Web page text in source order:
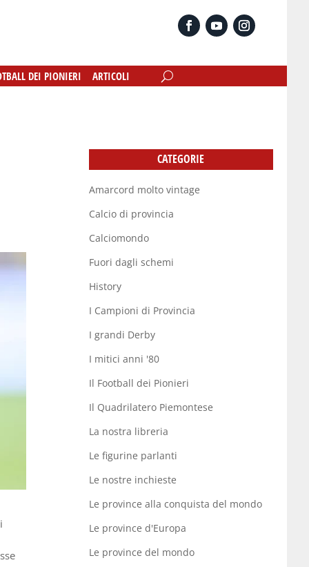
DEI PIONIERI ARTICOLI
DEI PIONIERI ARTICOLI
CATEGORIE
Amarcord molto vintage
Calcio di provincia
Calciomondo
Fuori dagli schemi
History
I Campioni di Provincia
I grandi Derby
I mitici anni '80
Il Football dei Pionieri
Il Quadrilatero Piemontese
La nostra libreria
Le figurine parlanti
Le nostre inchieste
Le province alla conquista del mondo
Le province d'Europa
Le province del mondo